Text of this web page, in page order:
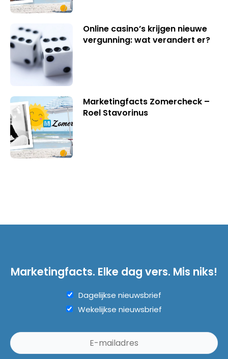
Online casino’s krijgen nieuwe
vergunning: wat verandert er?
Marketingfacts Zomercheck –
Roel Stavorinus
Marketingfacts. Elke dag vers. Mis niks!
Dagelijkse nieuwsbrief
Wekelijkse nieuwsbrief